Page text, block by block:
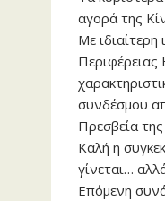
αγορά της
Με
Περιφέρειας
συνδέσμου
Πρεσβεία
Καλή η
γίνεται…
Επόμενη